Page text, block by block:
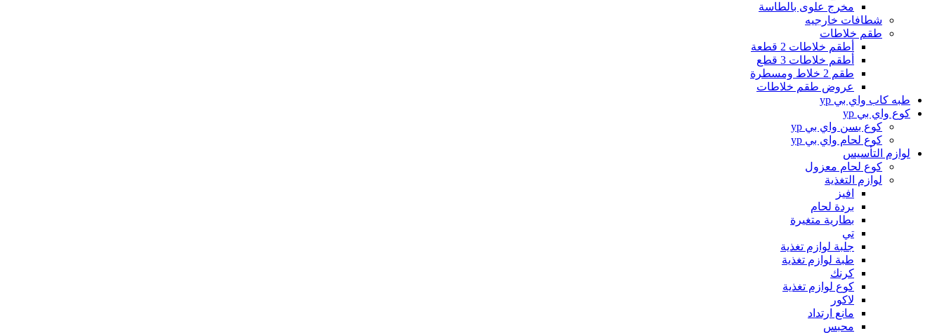
مخرج علوى بالطاسة
شطافات خارجيه
طقم خلاطات
أطقم خلاطات 2 قطعة
أطقم خلاطات 3 قطع
طقم 2 خلاط ومسطرة
عروض طقم خلاطات
طبه كاب واي بي yp
كوع واي بي yp
كوع بسن واي بي yp
كوع لحام واي بي yp
لوازم التأسيس
كوع لحام معزول
لوازم التغذية
افيز
بردة لحام
بطارية متغيرة
تي
جلبة لوازم تغذية
طبة لوازم تغذية
كرنك
كوع لوازم تغذية
لاكور
مانع ارتداد
محبس